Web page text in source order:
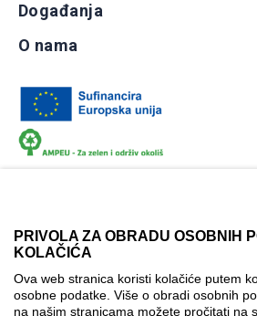
PRIVOLA ZA OBRADU OSOBNIH
KOLAČIĆA
Ova web stranica koristi kolačiće putem
osobne podatke. Više o obradi osobnih
na našim stranicama možete pročitati na
Događanja
O nama
Izjava o pristupačnosti